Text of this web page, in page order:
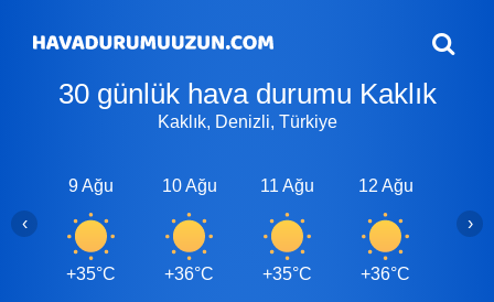
30 günlük hava durumu Kaklık
Kaklık, Denizli, Türkiye
9 Ağu
+35°C
10 Ağu
+36°C
11 Ağu
+35°C
12 Ağu
+36°C
‹ ›